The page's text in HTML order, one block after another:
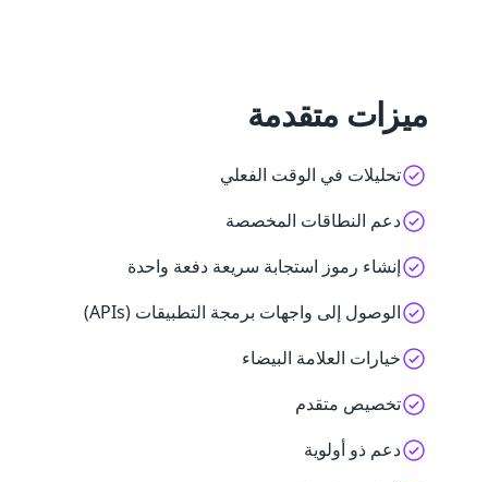
ميزات متقدمة
تحليلات في الوقت الفعلي
دعم النطاقات المخصصة
إنشاء رموز استجابة سريعة دفعة واحدة
الوصول إلى واجهات برمجة التطبيقات (APIs)
خيارات العلامة البيضاء
تخصيص متقدم
دعم ذو أولوية